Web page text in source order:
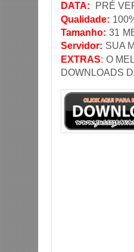
DATA:
PRÉ
Qualidade:
Tamanho: 31
Servidor: SUA
EXTRAS: O
DOWNLOADS